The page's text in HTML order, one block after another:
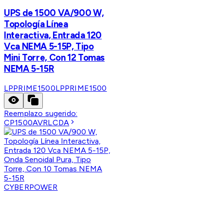
UPS de 1500 VA/900 W,
Topología Línea
Interactiva, Entrada 120
Vca NEMA 5-15P, Tipo
Mini Torre, Con 12 Tomas
NEMA 5-15R
LPPRIME1500LPPRIME1500
Reemplazo sugerido:
CP1500AVRLCDA
CYBERPOWER